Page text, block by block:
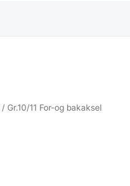
/ Gr.10/11 For-og bakaksel